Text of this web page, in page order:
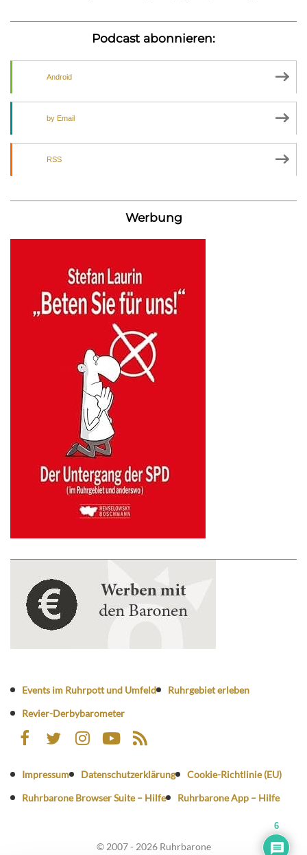
Podcast abonnieren:
Android
by Email
RSS
Werbung
Events im Ruhrpott und Umfeld
Ruhrgebiet erleben
Revier-Derbybarometer
Impressum Datenschutzerklärung
Cookie-Richtlinie (EU)
Ruhrbarone Browser Suite – Hilfe
Ruhrbarone App – Hilfe
© 2007 - 2026 Ruhrbarone
6